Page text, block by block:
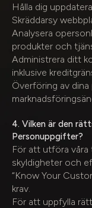
Hålla dig
Skräddarsy
Analysera
produkter och
Administrera ditt
inklusive
Överföring av
4. Vilken är den
Personuppgifter?
För att utföra våra
skyldigheter och
“Know Your
krav.
För att uppfylla